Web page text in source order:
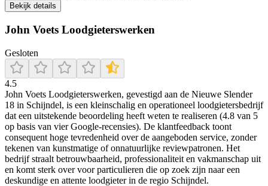
Bekijk details
John Voets Loodgieterswerken
Gesloten
4.5
John Voets Loodgieterswerken, gevestigd aan de Nieuwe Slender
18 in Schijndel, is een kleinschalig en operationeel loodgietersbedrijf
dat een uitstekende beoordeling heeft weten te realiseren (4.8 van 5
op basis van vier Google-recensies). De klantfeedback toont
consequent hoge tevredenheid over de aangeboden service, zonder
tekenen van kunstmatige of onnatuurlijke reviewpatronen. Het
bedrijf straalt betrouwbaarheid, professionaliteit en vakmanschap uit
en komt sterk over voor particulieren die op zoek zijn naar een
deskundige en attente loodgieter in de regio Schijndel.